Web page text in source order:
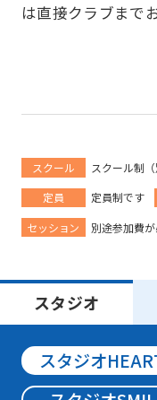
は直接クラブまで
スクール
スクール制
定員
定員制です
セッション
別途参加費
スタジオ
スタジオ